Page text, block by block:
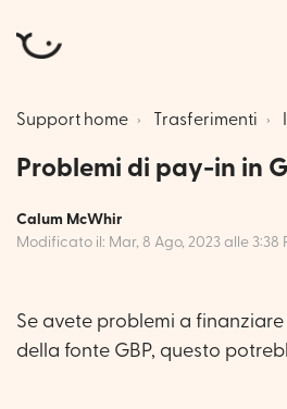
Support home Trasferimenti
Problemi di pay-in in
Calum McWhir
Modificato il: Mar, 8 Ago, 2023 alle 3:38
Se avete problemi a
della fonte GBP, questo